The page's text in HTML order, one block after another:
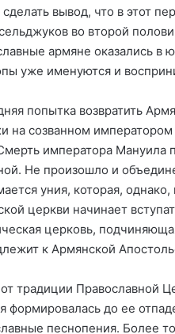
вывод, что в этот
во второй
армяне оказались в
уже именуются и
попытка возвратить
на созванном
императора Мануила
Не произошло и
уния, которая,
церкви начинает
церковь,
к Армянской
традиции Православной
формировалась до ее
песнопения. Более